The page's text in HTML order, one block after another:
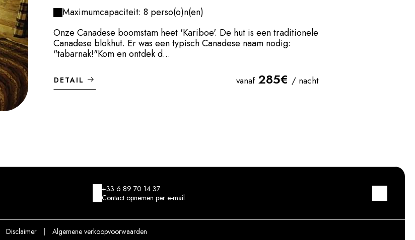
Maximumcapaciteit: 8 perso(o)n(en)
Onze Canadese boomstam heet 'Kariboe'. De hut is een traditionele
Canadese blokhut. Er was een typisch Canadese naam nodig:
"tabarnak!"Kom en ontdek d...
DETAIL vanaf 285€ / nacht
+33 6 89 70 14 37
Contact opnemen per e-mail
Disclaimer Algemene verkoopvoorwaarden